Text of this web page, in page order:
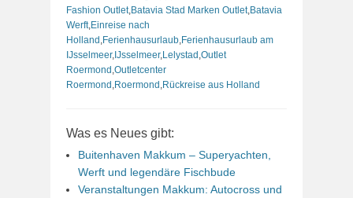
Fashion Outlet, Batavia Stad Marken Outlet, Batavia
Werft, Einreise nach
Holland Ferienhausurlaub Ferienhausurlaub am
IJsselmeer, IJsselmeer, Lelystad Outlet
Roermond Outletcenter
Roermond Roermond Rückreise aus Holland
Was es Neues gibt:
Buitenhaven Makkum – Superyachten,
Werft und legendäre Fischbude
Veranstaltungen Makkum: Autocross und